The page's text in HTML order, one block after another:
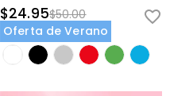
$24.95$50.00
Oferta de Verano